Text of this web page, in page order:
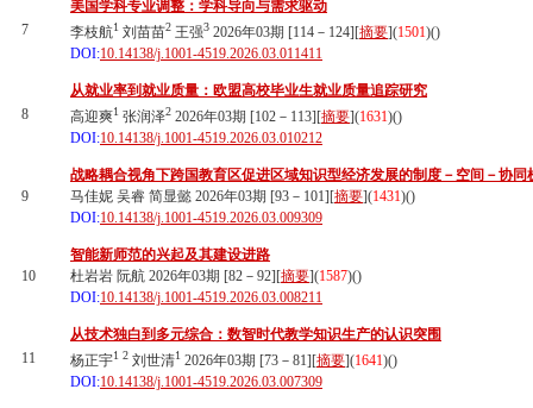
7
美国学科专业调整：学科导向与需求驱动
李枝航1 刘苗苗2 王强3 2026年03期 [114－124][摘要](1501)()
DOI:10.14138/j.1001-4519.2026.03.011411
8
从就业率到就业质量：欧盟高校毕业生就业质量追踪研究
高迎爽1 张润泽2 2026年03期 [102－113][摘要](1631)()
DOI:10.14138/j.1001-4519.2026.03.010212
9
战略耦合视角下跨国教育区促进区域知识型经济发展的制度－空间－协同
马佳妮 吴睿 简显懿 2026年03期 [93－101][摘要](1431)()
DOI:10.14138/j.1001-4519.2026.03.009309
10
智能新师范的兴起及其建设进路
杜岩岩 阮航 2026年03期 [82－92][摘要](1587)()
DOI:10.14138/j.1001-4519.2026.03.008211
11
从技术独白到多元综合：数智时代教学知识生产的认识突围
杨正宇1 2 刘世清1 2026年03期 [73－81][摘要](1641)()
DOI:10.14138/j.1001-4519.2026.03.007309